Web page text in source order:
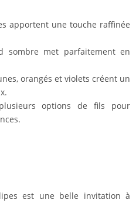
apportent une touche raffinée
sombre met parfaitement en
orangés et violets créent un
options de fils pour
est une belle invitation à